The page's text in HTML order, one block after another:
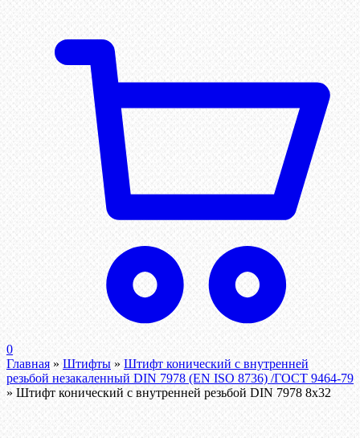
0
Главная » Штифты » Штифт конический с внутренней
резьбой незакаленный DIN 7978 (EN ISO 8736) /ГОСТ 9464-79
» Штифт конический с внутренней резьбой DIN 7978 8х32